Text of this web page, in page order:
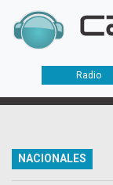
Radio
NACIONALES